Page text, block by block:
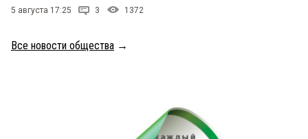
5 августа 17:25 3 1372
Все новости общества →